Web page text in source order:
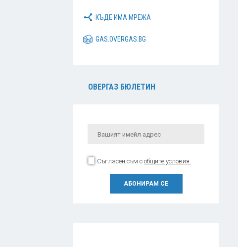
КЪДЕ ИМА МРЕЖА
GAS.OVERGAS.BG
ОВЕРГАЗ БЮЛЕТИН
Съгласен съм с общите условия.